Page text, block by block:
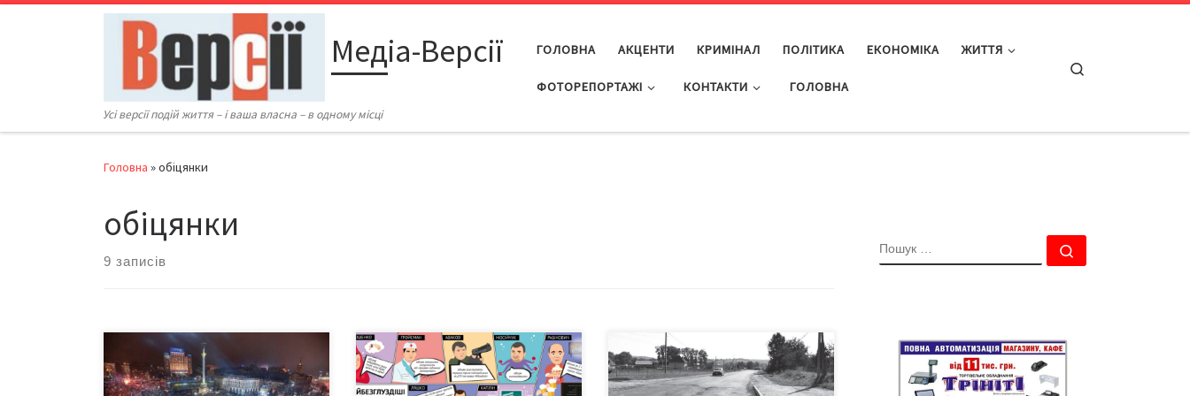
Перейти до вмісту
Медіа-Версії
Усі версії подій життя – і ваша власна – в одному місці
ГОЛОВНА АКЦЕНТИ КРИМІНАЛ ПОЛІТИКА ЕКОНОМІКА ЖИТТЯ
ФОТОРЕПОРТАЖІ КОНТАКТИ ГОЛОВНА
Головна »обіцянки
обіцянки
9 записів
В річницю трагічної події в історії
нашої держави – розстрілу
Небесної сотні – відбулися численні
Народна мудрість говорить “Слово
– не горобець, вилетить, не
впіймаєш”. Однак обіцянки
Розпочали його ще 2011-го,
планували завершити до кінця
серпня 2014-го. – Реальних строків
ПОШУК